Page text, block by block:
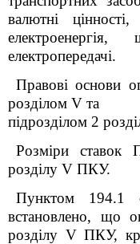
валютні
електропередачі.
Правові основи
розділом V та
підрозділом 2
Розміри ставок
розділу V ПКУ.
Пунктом 194.1
встановлено, що
розділу V ПКУ,